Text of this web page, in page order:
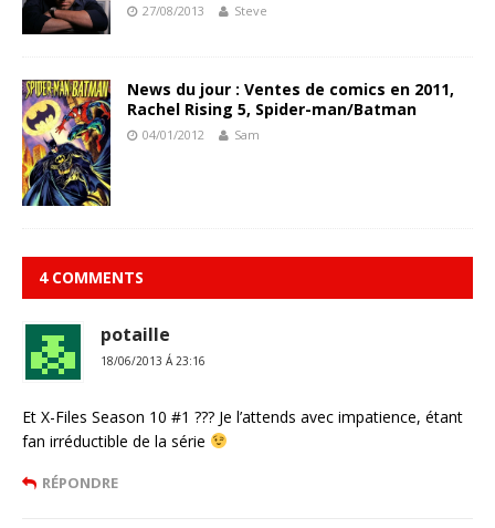
27/08/2013 Steve
News du jour : Ventes de comics en 2011,
Rachel Rising 5, Spider-man/Batman
04/01/2012 Sam
4 COMMENTS
potaille
18/06/2013 Á 23:16
Et X-Files Season 10 #1 ??? Je l’attends avec impatience, étant
fan irréductible de la série
RÉPONDRE